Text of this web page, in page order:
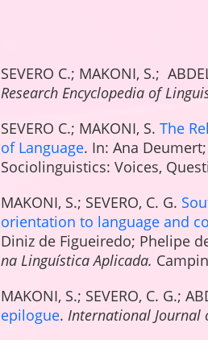
SEVERO C.; MAKONI, S.;
Research Encyclopedia of
SEVERO C.; MAKONI, S. The
of Language. In: Ana
Sociolinguistics: Voices,
MAKONI, S.; SEVERO, C. G.
orientation to language and
Diniz de Figueiredo; Phelipe
na Linguística Aplicada.
MAKONI, S.; SEVERO, C. G.;
epilogue. International